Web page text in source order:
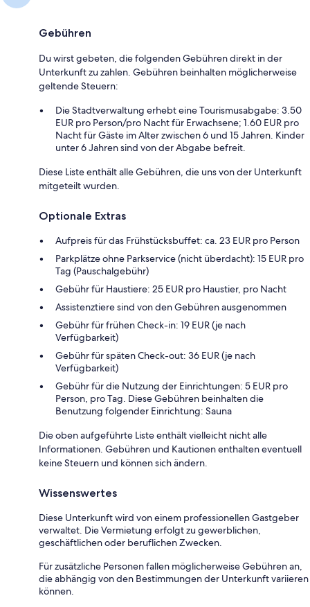
Gebühren
Du wirst gebeten, die folgenden Gebühren direkt in der
Unterkunft zu zahlen. Gebühren beinhalten möglicherweise
geltende Steuern:
Die Stadtverwaltung erhebt eine Tourismusabgabe: 3.50
EUR pro Person/pro Nacht für Erwachsene; 1.60 EUR pro
Nacht für Gäste im Alter zwischen 6 und 15 Jahren. Kinder
unter 6 Jahren sind von der Abgabe befreit.
Diese Liste enthält alle Gebühren, die uns von der Unterkunft
mitgeteilt wurden.
Optionale Extras
Aufpreis für das Frühstücksbuffet: ca. 23 EUR pro Person
Parkplätze ohne Parkservice (nicht überdacht): 15 EUR pro
Tag (Pauschalgebühr)
Gebühr für Haustiere: 25 EUR pro Haustier, pro Nacht
Assistenztiere sind von den Gebühren ausgenommen
Gebühr für frühen Check-in: 19 EUR (je nach
Verfügbarkeit)
Gebühr für späten Check-out: 36 EUR (je nach
Verfügbarkeit)
Gebühr für die Nutzung der Einrichtungen: 5 EUR pro
Person, pro Tag. Diese Gebühren beinhalten die
Benutzung folgender Einrichtung: Sauna
Die oben aufgeführte Liste enthält vielleicht nicht alle
Informationen. Gebühren und Kautionen enthalten eventuell
keine Steuern und können sich ändern.
Wissenswertes
Diese Unterkunft wird von einem professionellen Gastgeber
verwaltet. Die Vermietung erfolgt zu gewerblichen,
geschäftlichen oder beruflichen Zwecken.
Für zusätzliche Personen fallen möglicherweise Gebühren an,
die abhängig von den Bestimmungen der Unterkunft variieren
können.